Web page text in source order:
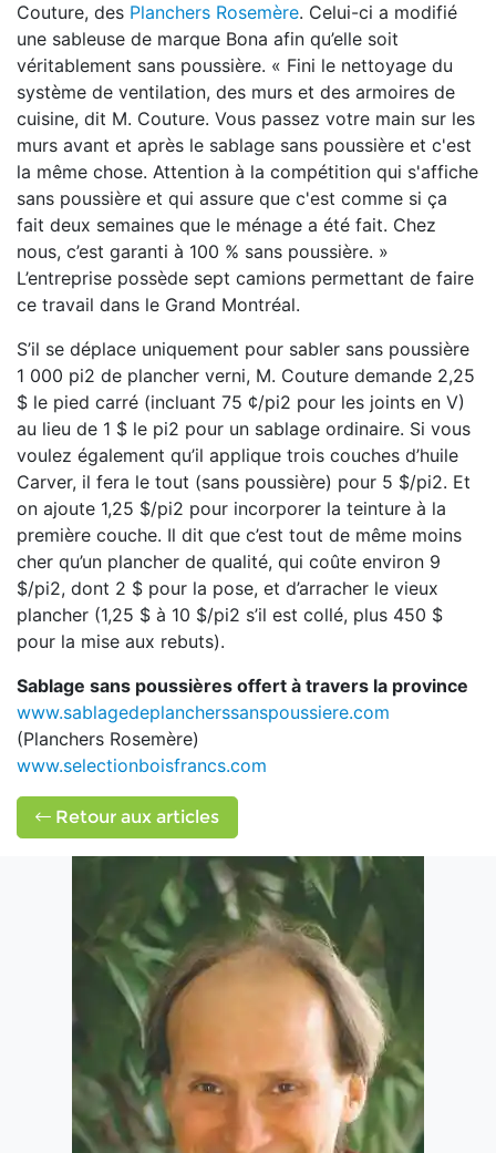
Couture, des Planchers Rosemère. Celui-ci a modifié
une sableuse de marque Bona afin qu’elle soit
véritablement sans poussière. « Fini le nettoyage du
système de ventilation, des murs et des armoires de
cuisine, dit M. Couture. Vous passez votre main sur les
murs avant et après le sablage sans poussière et c'est
la même chose. Attention à la compétition qui s'affiche
sans poussière et qui assure que c'est comme si ça
fait deux semaines que le ménage a été fait. Chez
nous, c’est garanti à 100 % sans poussière. »
L’entreprise possède sept camions permettant de faire
ce travail dans le Grand Montréal.
S’il se déplace uniquement pour sabler sans poussière
1 000 pi2 de plancher verni, M. Couture demande 2,25
$ le pied carré (incluant 75 ¢/pi2 pour les joints en V)
au lieu de 1 $ le pi2 pour un sablage ordinaire. Si vous
voulez également qu’il applique trois couches d’huile
Carver, il fera le tout (sans poussière) pour 5 $/pi2. Et
on ajoute 1,25 $/pi2 pour incorporer la teinture à la
première couche. Il dit que c’est tout de même moins
cher qu’un plancher de qualité, qui coûte environ 9
$/pi2, dont 2 $ pour la pose, et d’arracher le vieux
plancher (1,25 $ à 10 $/pi2 s’il est collé, plus 450 $
pour la mise aux rebuts).
Sablage sans poussières offert à travers la province
www.sablagedeplancherssanspoussiere.com
(Planchers Rosemère)
www.selectionboisfrancs.com
Retour aux articles